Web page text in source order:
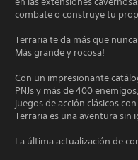
combate o construye tu
Terraria te da más que
Más grande y rocosa!
Con un impresionante
PNJs y más de 400
juegos de acción clásicos
Terraria es una aventura sin
La última actualización de